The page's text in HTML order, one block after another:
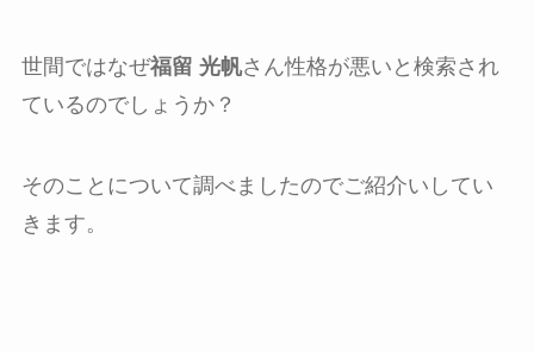
世間ではなぜ福留 光帆さん性格が悪いと検索され
ているのでしょうか？
そのことについて調べましたのでご紹介いしてい
きます。